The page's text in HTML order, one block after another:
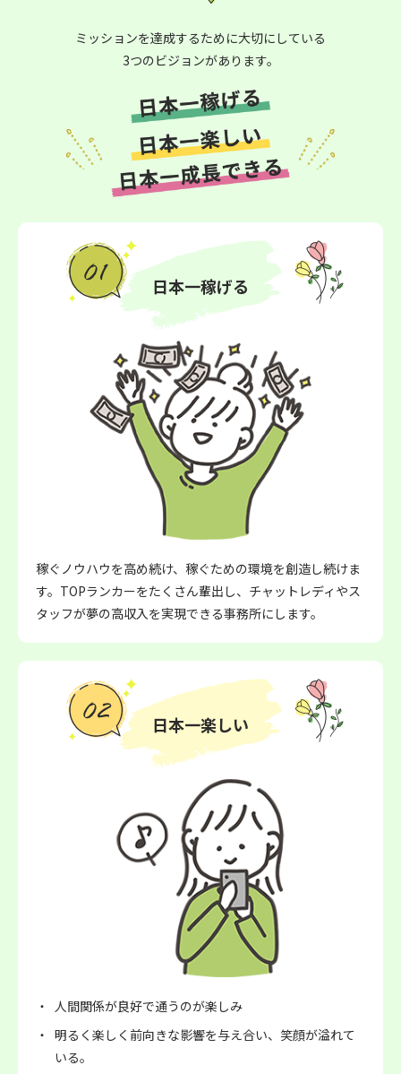
ミッションを達成するために大切にしている
3つのビジョンがあります。
日本一稼げる
稼ぐノウハウを高め続け、稼ぐための環境を創造し続けま
す。TOPランカーをたくさん輩出し、チャットレディやス
タッフが夢の高収入を実現できる事務所にします。
日本一楽しい
人間関係が良好で通うのが楽しみ
明るく楽しく前向きな影響を与え合い、笑顔が溢れて
いる。